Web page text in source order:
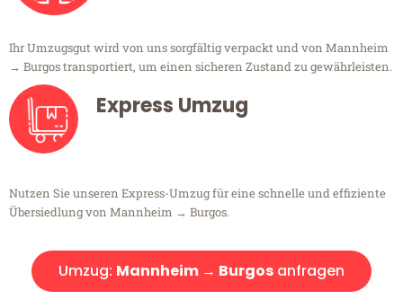
Ihr Umzugsgut wird von uns sorgfältig verpackt und von Mannheim
→ Burgos transportiert, um einen sicheren Zustand zu gewährleisten.
Express Umzug
Nutzen Sie unseren Express-Umzug für eine schnelle und effiziente
Übersiedlung von Mannheim → Burgos.
Umzug: Mannheim → Burgos anfragen